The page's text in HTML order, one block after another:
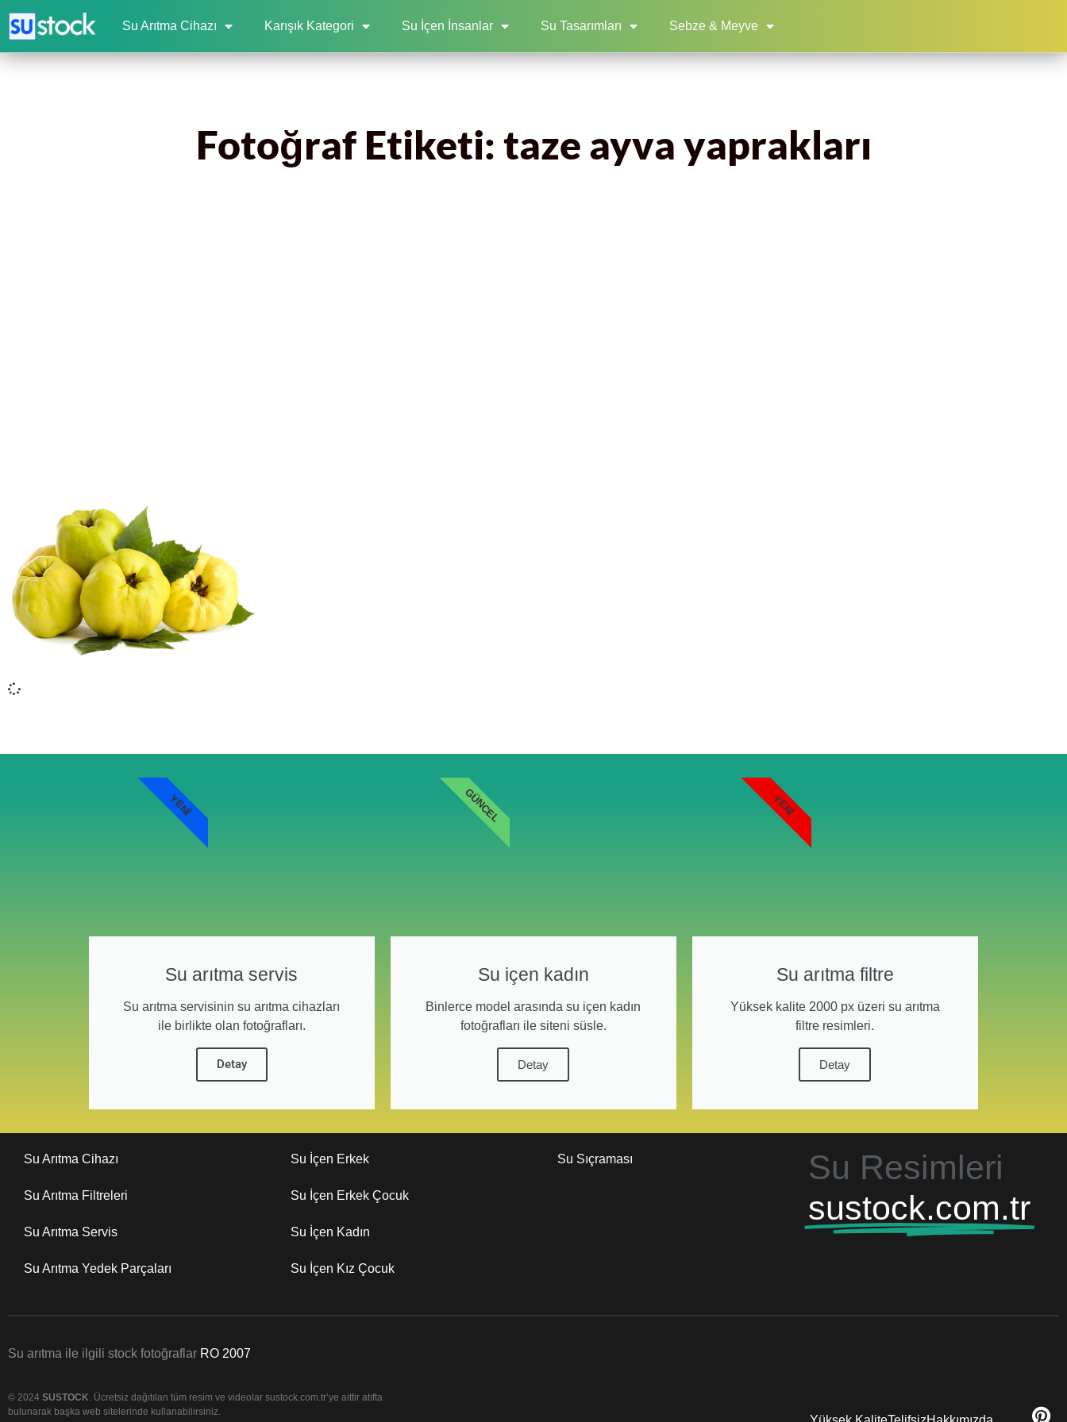
Su Arıtma Cihazı Karışık Kategori Su İçen İnsanlar Su Tasarımları Sebze & Meyve
Fotoğraf Etiketi: taze ayva yaprakları
Su arıtma servis
Su arıtma servisinin su arıtma cihazları
ile birlikte olan fotoğrafları.
Detay
YENI
Su içen kadın
Binlerce model arasında su içen kadın
fotoğrafları ile siteni süsle.
Detay
GÜNCEL
Su arıtma filtre
Yüksek kalite 2000 px üzeri su arıtma
filtre resimleri.
Detay
YENI
Su Arıtma Cihazı
Su Arıtma Filtreleri
Su Arıtma Servis
Su Arıtma Yedek Parçaları
Su İçen Erkek
Su İçen Erkek Çocuk
Su İçen Kadın
Su İçen Kız Çocuk
Su Sıçraması
Su Resimleri
sustock.com.tr
Su arıtma ile ilgili stock fotoğraflar RO 2007
© 2024 SUSTOCK. Ücretsiz dağıtılan tüm resim ve videolar sustock.com.tr’ye aittir atıfta
bulunarak başka web sitelerinde kullanabilirsiniz.